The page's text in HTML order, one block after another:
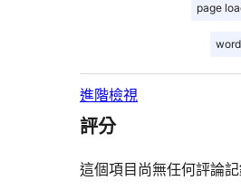
page
進階檢視
評分
這個項目尚無任何評論記